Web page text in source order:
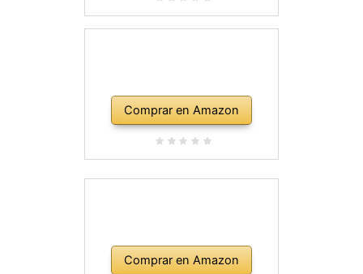
Comprar en Amazon
Comprar en Amazon